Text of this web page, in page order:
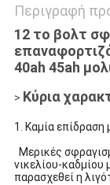
Περιγραφή
12 το βολτ
40ah 45ah
> Κύρια
1. Καμία επίδραση
Μερικές
νικελίου-καδμίου
παρασχεθεί η